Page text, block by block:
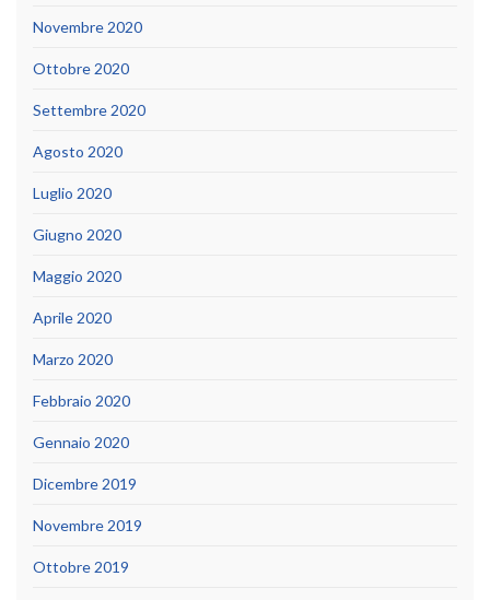
Novembre 2020
Ottobre 2020
Settembre 2020
Agosto 2020
Luglio 2020
Giugno 2020
Maggio 2020
Aprile 2020
Marzo 2020
Febbraio 2020
Gennaio 2020
Dicembre 2019
Novembre 2019
Ottobre 2019